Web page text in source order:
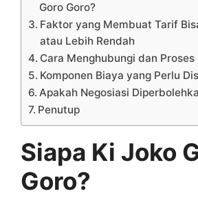
Goro Goro?
Faktor yang Membuat Tarif
atau Lebih Rendah
Cara Menghubungi dan Proses
Komponen Biaya yang Perlu
Apakah Negosiasi
Penutup
Siapa Ki Joko
Goro?